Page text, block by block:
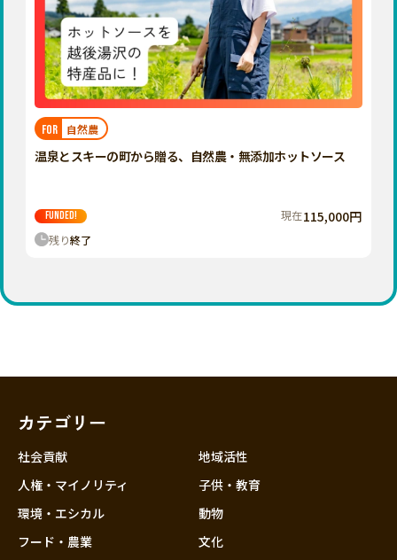
静岡
愛知
近畿
三重
滋賀
奈良
広島
FOR 自然農
温泉とスキーの町から贈る、自然農・無添加ホットソース
FUNDED! 現在115,000円
残り終了
カテゴリー
社会貢献
人権・マイノリティ
環境・エシカル
フード・農業
地域活性
子供・教育
動物
文化